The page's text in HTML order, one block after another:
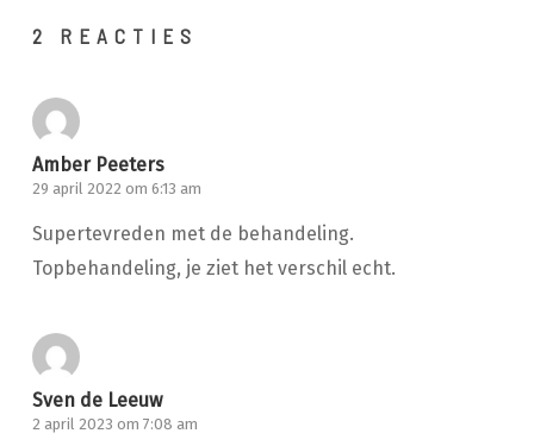
2 REACTIES
Amber Peeters
29 april 2022 om 6:13 am
Supertevreden met de behandeling.
Topbehandeling, je ziet het verschil echt.
Sven de Leeuw
2 april 2023 om 7:08 am